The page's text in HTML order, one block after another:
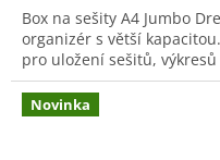
Box na sešity A4 Jumbo
organizér s větší
pro uložení sešitů,
Novinka